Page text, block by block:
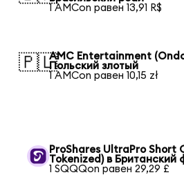
1 AMCon равен 13,91 R$
🇵🇱AMC Entertainment
Польский злотый
1 AMCon равен 10,15 zł
ProShares UltraPro Short
Tokenized) в Британский
1 SQQQon равен 29,29 £